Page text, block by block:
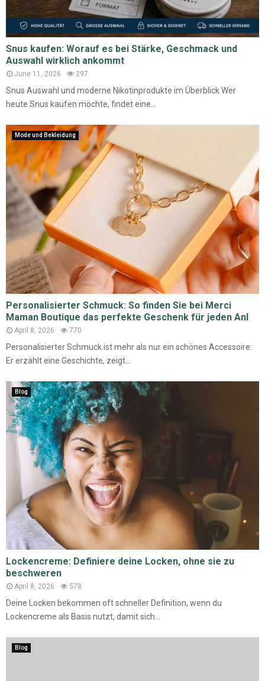
Snus kaufen: Worauf es bei Stärke, Geschmack und
Auswahl wirklich ankommt
June 11, 2026 297
Snus Auswahl und moderne Nikotinprodukte im Überblick Wer
heute Snus kaufen möchte, findet eine...
Mode und Bekleidung
Personalisierter Schmuck: So finden Sie bei Merci
Maman Boutique das perfekte Geschenk für jeden Anl
April 8, 2026 770
Personalisierter Schmuck ist mehr als nur ein schönes Accessoire:
Er erzählt eine Geschichte, zeigt...
Blog
Lockencreme: Definiere deine Locken, ohne sie zu
beschweren
April 8, 2026 578
Deine Locken bekommen oft schneller Definition, wenn du
Lockencreme als Basis nutzt, damit sich...
Blog